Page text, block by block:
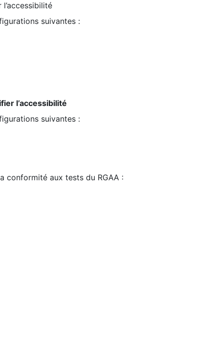
suivantes :
l’accessibilité
suivantes :
conformité aux tests du RGAA :